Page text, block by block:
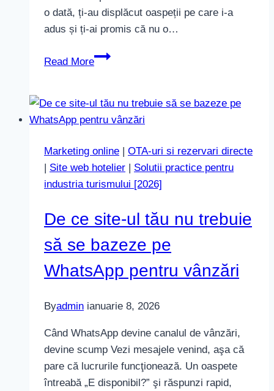
o dată, ți-au displăcut oaspeții pe care i-a
adus și ți-ai promis că nu o…
Read More
Oferte
funcționează
fără
în
2026
Marketing online | OTA-uri si rezervari directe
| Site web hotelier | Solutii practice pentru
industria turismului [2026]
De ce site-ul tău nu trebuie
să se bazeze pe
WhatsApp pentru vânzări
Byadmin ianuarie 8, 2026
Când WhatsApp devine canalul de vânzări,
devine scump Vezi mesajele venind, aşa că
pare că lucrurile funcţionează. Un oaspete
întreabă „E disponibil?” şi răspunzi rapid,